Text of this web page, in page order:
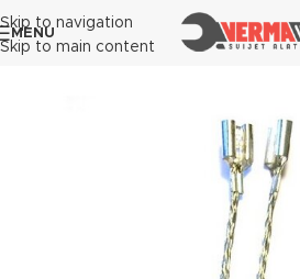
Skip to navigation
Skip to main content
MENU